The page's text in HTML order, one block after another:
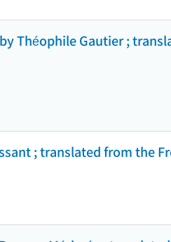
Théophile Gautier ;
; translated from the